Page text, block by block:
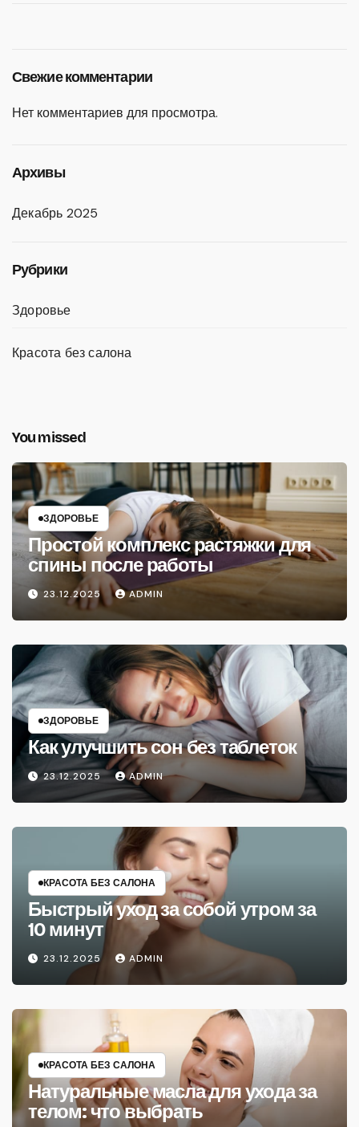
Свежие комментарии
Нет комментариев для просмотра.
Архивы
Декабрь 2025
Рубрики
Здоровье
Красота без салона
You missed
ЗДОРОВЬЕ
Простой комплекс растяжки для
спины после работы
23.12.2025 ADMIN
ЗДОРОВЬЕ
Как улучшить сон без таблеток
23.12.2025 ADMIN
КРАСОТА БЕЗ САЛОНА
Быстрый уход за собой утром за
10 минут
23.12.2025 ADMIN
КРАСОТА БЕЗ САЛОНА
Натуральные масла для ухода за
телом: что выбрать